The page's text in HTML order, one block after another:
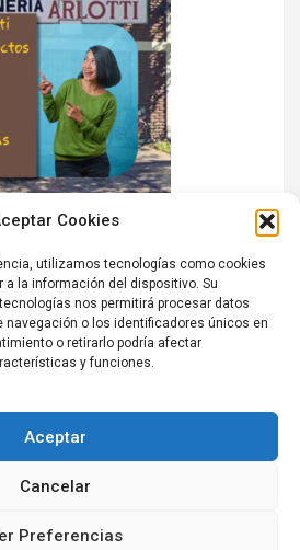
Cookies
utilizamos tecnologías como cookies
la información del dispositivo. Su
nos permitirá procesar datos
navegación o los identificadores únicos en
o retirarlo podría afectar
y funciones.
Aceptar
Cancelar
Preferencias